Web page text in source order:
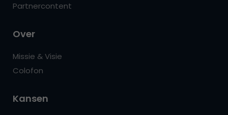
Partnercontent
Over
Missie & Visie
Colofon
Kansen